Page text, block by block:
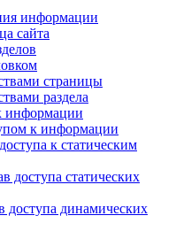
информации
сайта
страницы
раздела
информации
к информации
к статическим
доступа статических
доступа динамических